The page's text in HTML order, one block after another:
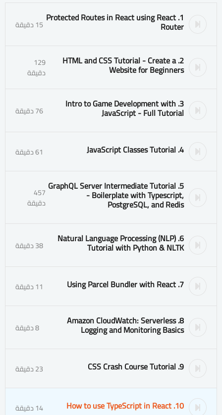
1. Protected Routes in React using React
Router 15 دقيقة
2. HTML and CSS Tutorial - Create a
Website for Beginners
129
دقيقة
3. Intro to Game Development with
JavaScript - Full Tutorial 76 دقيقة
4. JavaScript Classes Tutorial 61 دقيقة
5. GraphQL Server Intermediate Tutorial
- Boilerplate with Typescript,
PostgreSQL, and Redis
457
دقيقة
6. Natural Language Processing (NLP)
Tutorial with Python & NLTK 38 دقيقة
7. Using Parcel Bundler with React 11 دقيقة
8. Amazon CloudWatch: Serverless
Logging and Monitoring Basics 8 دقيقة
9. CSS Crash Course Tutorial 23 دقيقة
10. How to use TypeScript in React 14 دقيقة